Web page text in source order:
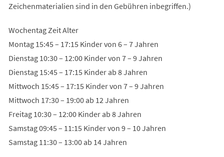
Zeichenmaterialien sind in den Gebühren inbegriffen.)
Wochentag Zeit Alter
Montag 15:45 – 17:15 Kinder von 6 – 7 Jahren
Dienstag 10:30 – 12:00 Kinder von 7 – 9 Jahren
Dienstag 15:45 – 17:15 Kinder ab 8 Jahren
Mittwoch 15:45 – 17:15 Kinder von 7 – 9 Jahren
Mittwoch 17:30 – 19:00 ab 12 Jahren
Freitag 10:30 – 12:00 Kinder ab 8 Jahren
Samstag 09:45 – 11:15 Kinder von 9 – 10 Jahren
Samstag 11:30 – 13:00 ab 14 Jahren